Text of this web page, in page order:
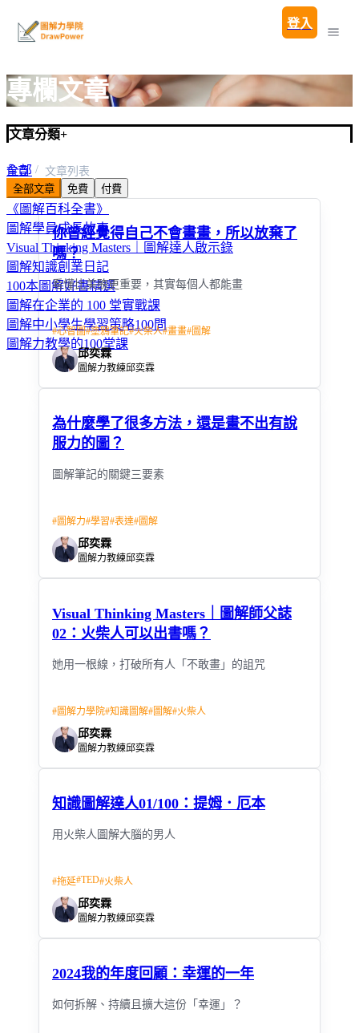
登入
專欄文章
文章分類+
全部
圖解親子教養100問
《圖解百科全書》
圖解學員成長故事
Visual Thinking Masters｜圖解達人啟示錄
圖解知識創業日記
100本圖解好書精選
圖解在企業的 100 堂實戰課
圖解中小學生學習策略100問
圖解力教學的100堂課
首頁
文章列表
全部文章
免費 付費
你曾經覺得自己不會畫畫，所以放棄了
嗎？
看懂比美醜更重要，其實每個人都能畫
#心智圖#塗鴉筆記#火柴人#畫畫#圖解
邱奕霖
圖解力教練邱奕霖
為什麼學了很多方法，還是畫不出有說
服力的圖？
圖解筆記的關鍵三要素
#圖解力#學習#表達#圖解
邱奕霖
圖解力教練邱奕霖
Visual Thinking Masters｜圖解師父誌
02：火柴人可以出書嗎？
她用一根線，打破所有人「不敢畫」的詛咒
#圖解力學院#知識圖解#圖解#火柴人
邱奕霖
圖解力教練邱奕霖
知識圖解達人01/100：提姆．厄本
用火柴人圖解大腦的男人
#拖延#TED#火柴人
邱奕霖
圖解力教練邱奕霖
2024我的年度回顧：幸運的一年
如何拆解、持續且擴大這份「幸運」？